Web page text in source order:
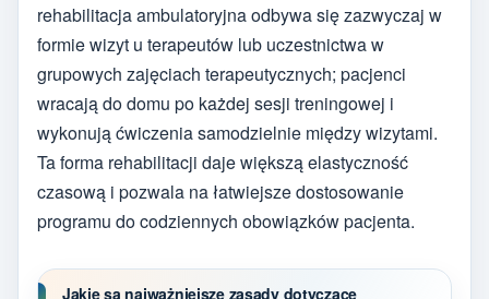
rehabilitacja ambulatoryjna odbywa się zazwyczaj w
formie wizyt u terapeutów lub uczestnictwa w
grupowych zajęciach terapeutycznych; pacjenci
wracają do domu po każdej sesji treningowej i
wykonują ćwiczenia samodzielnie między wizytami.
Ta forma rehabilitacji daje większą elastyczność
czasową i pozwala na łatwiejsze dostosowanie
programu do codziennych obowiązków pacjenta.
Jakie są najważniejsze zasady dotyczące